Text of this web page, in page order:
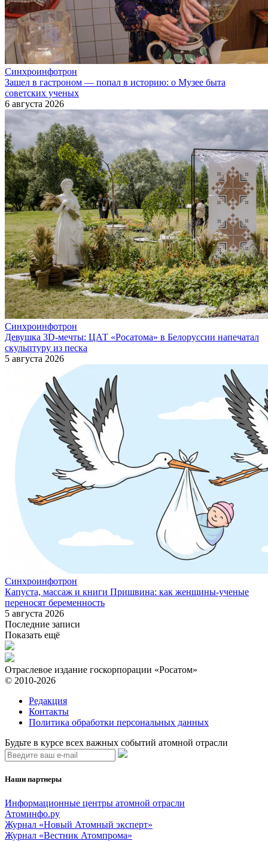
Синхроинфотрон
Зашел в гастроном — попал в историю: о Музее быта
советских ученых
6 августа 2026
Синхроинфотрон
Девушка 3D-мечты: ЦАТ «Росатома» в Белоруссии напечатал
скульптуру из песка
5 августа 2026
Синхроинфотрон
Капуста, массаж и книги Пришвина: как женщины-ученые
переносят беременность
5 августа 2026
Последние записи
Показать ещё
Отраслевое издание госкорпорации «Росатом»
© 2010-2026
Редакция
Контакты
Политика обработки персональных данных
Будьте в курсе всех важных событий атомной отрасли
Наши партнеры
Информационные центры атомной отрасли
Атоминфо.ру
Журнал «Новый Атомный эксперт»
Журнал «Вестник Атомпрома»